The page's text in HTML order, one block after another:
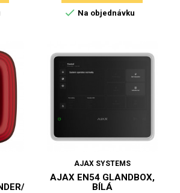
 Na objednávku
VAD),RED
AJAX SYSTEMS
AJAX EN54 GLANDBOX,
BÍLÁ